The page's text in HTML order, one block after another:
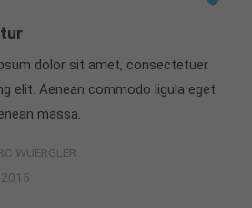
dolor sit amet, consectetuer
elit. Aenean commodo ligula eget
massa.
WUERGLER
2015